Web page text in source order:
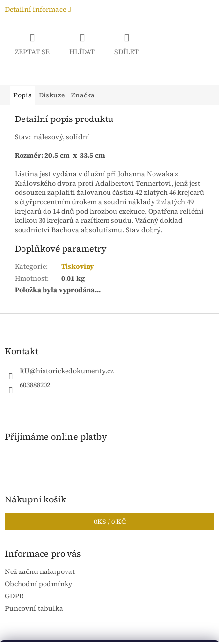
Detailní informace
ZEPTAT SE HLÍDAT SDÍLET
Popis Diskuze Značka
Detailní popis produktu
Stav: nálezový, solidní
Rozměr: 20.5 cm x 33.5 cm
Listina jest vydána v dlužní při Johanna Nowaka z
Královského dvora proti Adalbertovi Tennertovi, jenž jest
odsouzen zaplatiti žalovanou částku 42 zlatých 46 krejcarů
s čtyřprocentním úrokem a soudní náklady 2 zlatých 49
krejcarů do 14 dnů pod hrozbou exekuce. Opatřena reliéfní
kolkou 30 krejcarů a razítkem soudu. Vzácný doklad
soudnictví Bachova absolutismu. Stav dobrý.
Doplňkové parametry
Kategorie:
Tiskoviny
Hmotnost:
0.01 kg
Položka byla vyprodána…
Z
Kontakt
RU@historickedokumenty.cz
603888202
Přijímáme online platby
Nákupní košík
0KS /0 KČ
Informace pro vás
Než začnu nakupovat
Obchodní podmínky
GDPR
Puncovní tabulka